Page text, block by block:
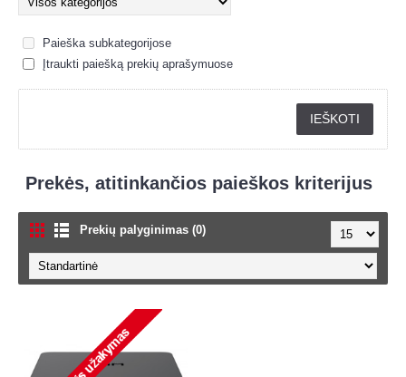
Paieška subkategorijose
Įtraukti paiešką prekių aprašymuose
Prekės, atitinkančios paieškos kriterijus
Prekių palyginimas (0)